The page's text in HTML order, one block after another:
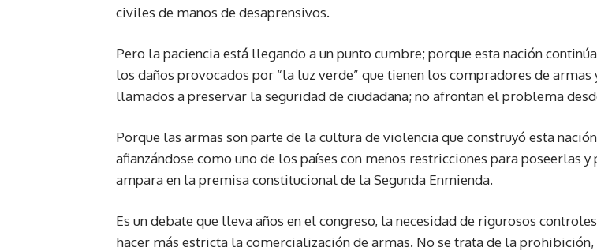
civiles de manos de desaprensivos.
Pero la paciencia está llegando a un punto cumbre; porque esta nación
los daños provocados por “la luz verde” que tienen los compradores de armas
llamados a preservar la seguridad de ciudadana; no afrontan el problema
Porque las armas son parte de la cultura de violencia que construyó esta
afianzándose como uno de los países con menos restricciones para poseerlas y
ampara en la premisa constitucional de la Segunda Enmienda.
Es un debate que lleva años en el congreso, la necesidad de rigurosos
hacer más estricta la comercialización de armas. No se trata de la